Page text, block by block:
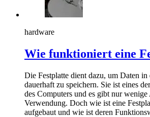
hardware
Wie funktioniert eine
Die Festplatte dient dazu, um Daten
dauerhaft zu speichern. Sie ist eines
des Computers und es gibt nur
Verwendung. Doch wie ist eine
aufgebaut und wie ist deren